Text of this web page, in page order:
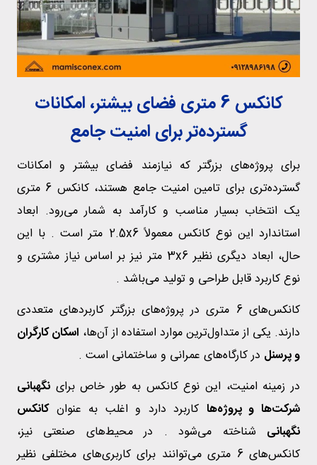
کانکس 6 متری فضای بیشتر، امکانات
گسترده‌تر برای امنیت جامع
برای پروژه‌های بزرگتر که نیازمند فضای بیشتر و امکانات
گسترده‌تری برای تامین امنیت جامع هستند، کانکس 6 متری
یک انتخاب بسیار مناسب و کارآمد به شمار می‌رود. ابعاد
استاندارد این نوع کانکس معمولاً 2.5x6 متر است . با این
حال، ابعاد دیگری نظیر 3x6 متر نیز بر اساس نیاز مشتری و
نوع کاربرد قابل طراحی و تولید می‌باشد .
کانکس‌های 6 متری در پروژه‌های بزرگتر کاربردهای متعددی
دارند. یکی از متداول‌ترین موارد استفاده از آن‌ها، اسکان کارگران
و پرسنل در کارگاه‌های عمرانی و ساختمانی است .
در زمینه امنیت، این نوع کانکس به طور خاص برای نگهبانی
شرکت‌ها و پروژه‌ها کاربرد دارد و اغلب به عنوانکانکس
نگهبانی شناخته می‌شود . در محیط‌های صنعتی نیز،
کانکس‌های 6 متری می‌توانند برای کاربری‌های مختلفی نظیر